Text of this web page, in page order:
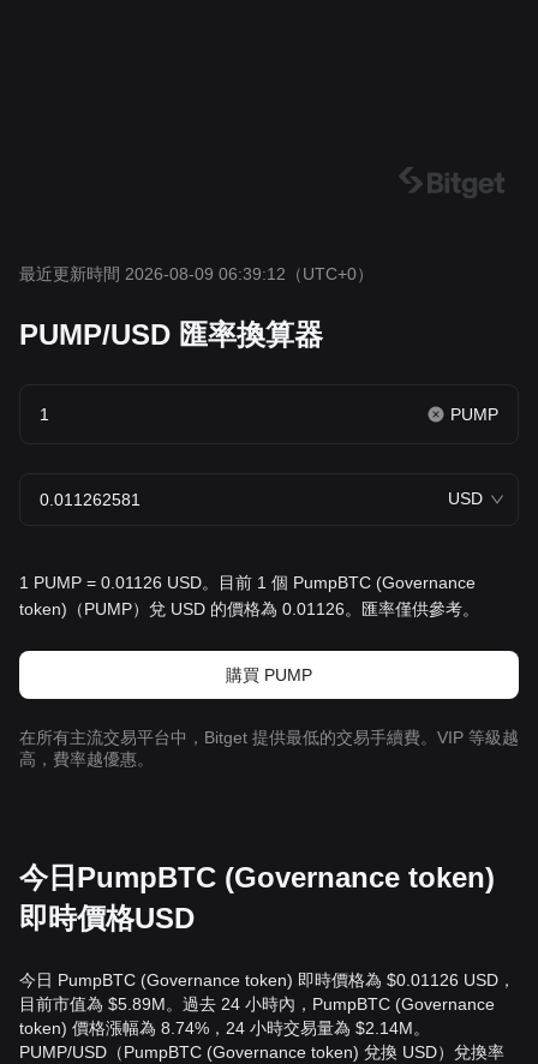
最近更新時間 2026-08-09 06:39:12 （UTC+0）
PUMP/USD 匯率換算器
PUMP
USD
1 PUMP = 0.01126 USD。目前 1 個 PumpBTC (Governance
token)（PUMP）兌 USD 的價格為 0.01126。匯率僅供參考。
購買 PUMP
在所有主流交易平台中，Bitget 提供最低的交易手續費。VIP 等級越
高，費率越優惠。
今日PumpBTC (Governance token)
即時價格USD
今日 PumpBTC (Governance token) 即時價格為 $0.01126 USD，
目前市值為 $5.89M。過去 24 小時內，PumpBTC (Governance
token) 價格漲幅為 8.74%，24 小時交易量為 $2.14M。
PUMP/USD（PumpBTC (Governance token) 兌換 USD）兌換率